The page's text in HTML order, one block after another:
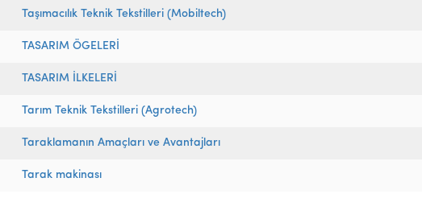
Taşımacılık Teknik Tekstilleri (Mobiltech)
TASARIM ÖGELERİ
TASARIM İLKELERİ
Tarım Teknik Tekstilleri (Agrotech)
Taraklamanın Amaçları ve Avantajları
Tarak makinası